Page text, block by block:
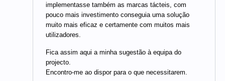
implementasse também as marcas tácteis, com
pouco mais investimento conseguia uma solução
muito mais eficaz e certamente com muitos mais
utilizadores.
Fica assim aqui a minha sugestão à equipa do
projecto.
Encontro-me ao dispor para o que necessitarem.